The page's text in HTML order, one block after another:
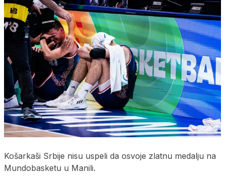
Košarkaši Srbije nisu uspeli da osvoje zlatnu medalju na
Mundobasketu u Manili.